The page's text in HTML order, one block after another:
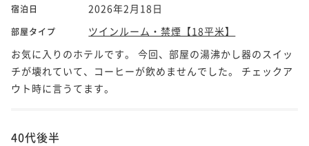
宿泊日 2026年2月18日
部屋タイプ
ツインルーム・禁煙【18平米】
お気に入りのホテルです。 今回、部屋の湯沸かし器のスイッ
チが壊れていて、コーヒーが飲めませんでした。 チェックア
ウト時に言うてます。
40代後半